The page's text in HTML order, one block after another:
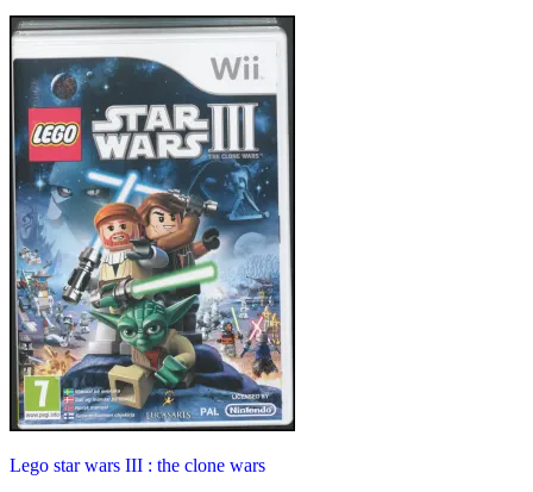
Lego star wars III : the clone wars